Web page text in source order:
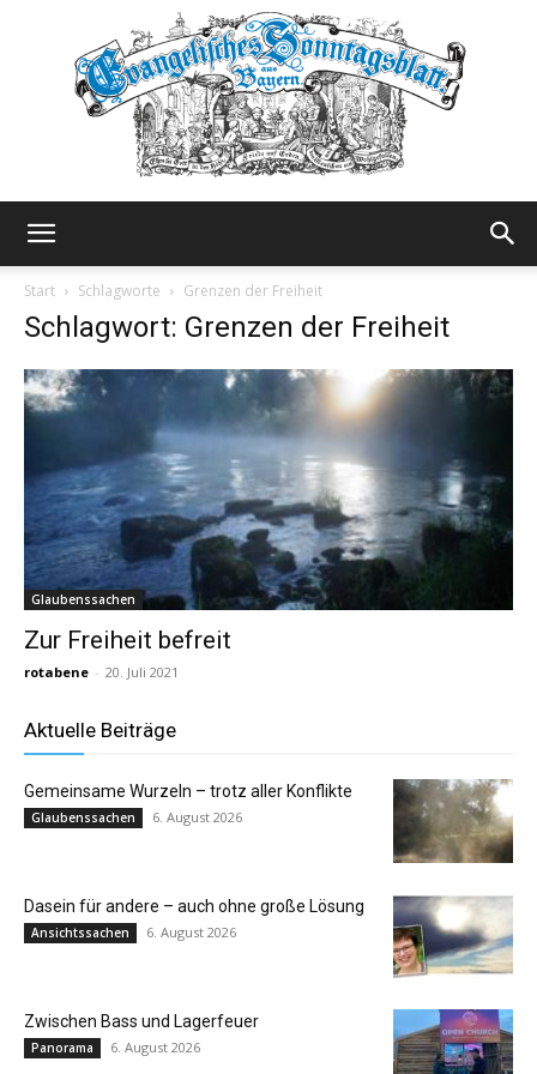
Start Schlagworte Grenzen der Freiheit
Schlagwort: Grenzen der Freiheit
Glaubenssachen
Zur Freiheit befreit
rotabene - 20. Juli 2021
Aktuelle Beiträge
Gemeinsame Wurzeln – trotz aller Konflikte
Glaubenssachen 6. August 2026
Dasein für andere – auch ohne große Lösung
Ansichtssachen 6. August 2026
Zwischen Bass und Lagerfeuer
Panorama 6. August 2026